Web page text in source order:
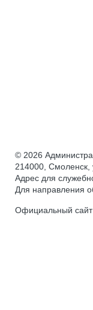
© 2026
214000, Смоленск,
Адрес для
Для направления
Официальный сайт